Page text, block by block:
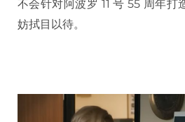
不会针对阿波罗 11 号 55 周年打
妨拭目以待。